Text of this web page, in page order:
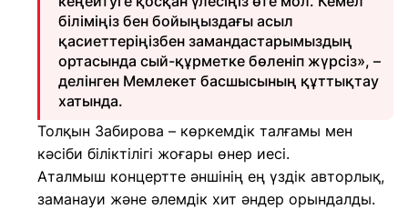
біліміңіз бен бойыңыздағы асыл
қасиеттеріңізбен замандастарымыздың
ортасында сый-құрметке бөленіп жүрсіз», –
делінген Мемлекет басшысының құттықтау
хатында.
Толқын Забирова – көркемдік талғамы мен
кәсіби біліктілігі жоғары өнер иесі.
Аталмыш концертте әншінің ең үздік авторлық,
заманауи және әлемдік хит әндер орындалды.